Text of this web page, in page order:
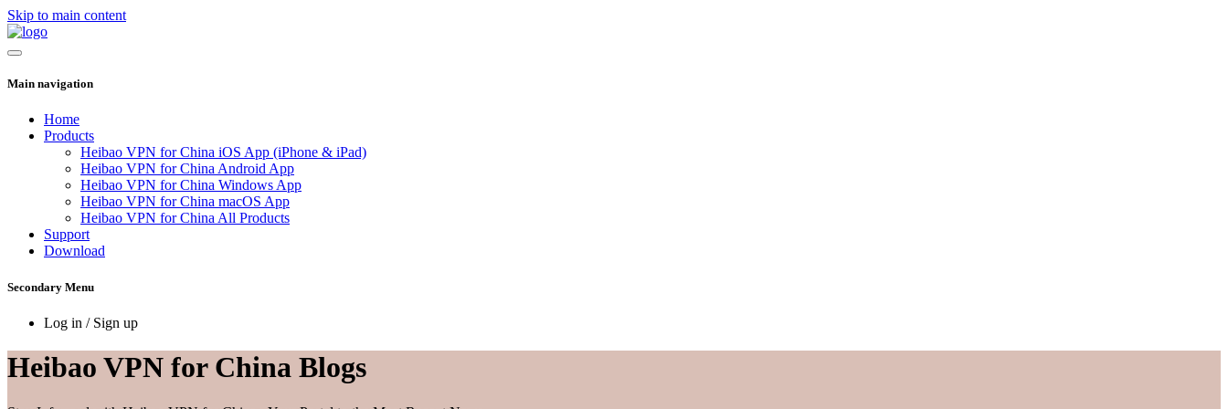
Skip to main content
Main navigation
Home
Products
Heibao VPN for China iOS App (iPhone & iPad)
Heibao VPN for China Android App
Heibao VPN for China Windows App
Heibao VPN for China macOS App
Heibao VPN for China All Products
Support
Download
Secondary Menu
Log in / Sign up
Heibao VPN for China Blogs